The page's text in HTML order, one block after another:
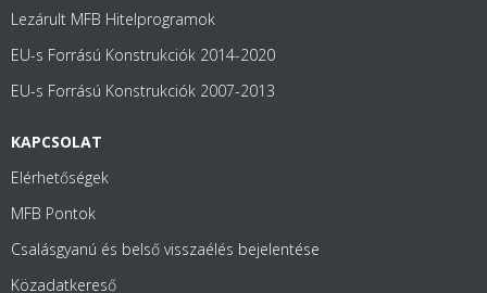
Lezárult MFB Hitelprogramok
EU-s Forrású Konstrukciók 2014-2020
EU-s Forrású Konstrukciók 2007-2013
KAPCSOLAT
Elérhetőségek
MFB Pontok
Csalásgyanú és belső visszaélés bejelentése
Közadatkereső